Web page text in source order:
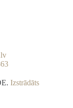
Izstrādāts